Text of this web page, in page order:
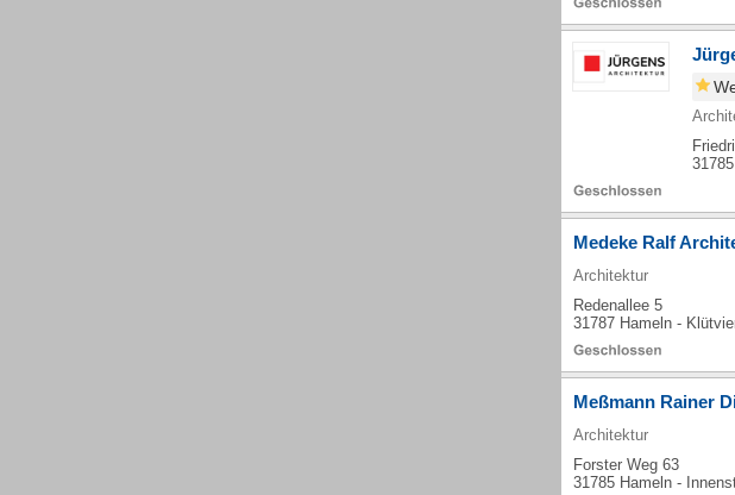
Medeke Ralf
Architektur
Redenallee 5
31787 Hameln -
Meßmann Rainer
Architektur
Forster Weg 63
31785 Hameln -